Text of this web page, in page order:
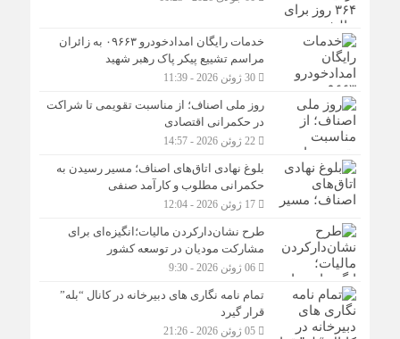
خدمات رایگان امدادخودرو ۰۹۶۶۳ به زائران
مراسم تشییع پیکر پاک رهبر شهید
30 ژوئن 2026 - 11:39
روز ملی اصناف؛ از مناسبت تقویمی تا شراکت
در حکمرانی اقتصادی
22 ژوئن 2026 - 14:57
بلوغ نهادی اتاق‌های اصناف؛ مسیر رسیدن به
حکمرانی مطلوب و کارآمد صنفی
17 ژوئن 2026 - 12:04
طرح نشان‌دارکردن مالیات؛انگیزه‌ای برای
مشارکت مودیان در توسعه کشور
06 ژوئن 2026 - 9:30
تمام نامه نگاری های دبیرخانه در کانال “بله”
قرار گیرد
05 ژوئن 2026 - 21:26